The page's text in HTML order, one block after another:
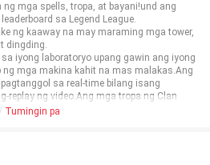
mga spells, tropa, at bayani!und ang
sa Legend League.
ng kaaway na may maraming mga tower,
dingding.
iyong laboratoryo upang gawin ang iyong
ng mga makina kahit na mas malakas.Ang
sa real-time bilang isang
replay ng video.Ang mga tropa ng Clan
sa aksyon ngayon.
Tumingin pa